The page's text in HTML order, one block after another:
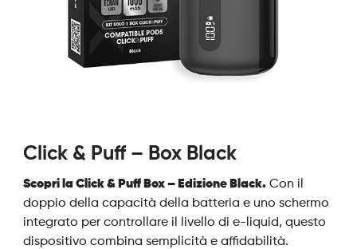
DIVENTA UN GROSSISTA X-BAR
IL MIO ACCOUNT
Click & Puff – Box Black
Scopri la Click & Puff Box – Edizione Black.Con il
doppio della capacità della batteria e uno schermo
integrato per controllare il livello di e-liquid, questo
dispositivo combina semplicità e affidabilità.